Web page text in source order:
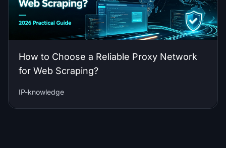
How to Choose a Reliable Proxy Network
for Web Scraping?
IP-knowledge